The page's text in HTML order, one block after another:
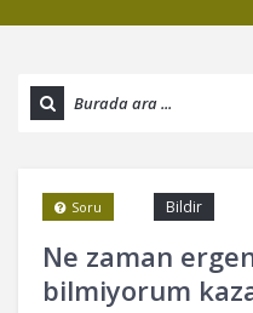
Ne zaman
bilmiyorum
Bildir
Soru